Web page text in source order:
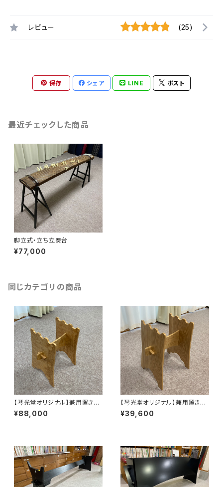
レビュー (25)
保存 シェア LINE ポスト
最近チェックした商品
脚立式・立ち立奏台
¥77,000
同じカテゴリの商品
【琴光堂オリジナル】兼用置き台
(タモ玉杢)
¥88,000
【琴光堂オリジナル】兼用置き台
(ナラ)
¥39,600